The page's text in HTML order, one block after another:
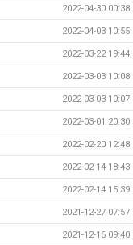
2022-04-30 00:38
2022-04-03 10:55
2022-03-22 19:44
2022-03-03 10:08
2022-03-03 10:07
2022-03-01 20:30
2022-02-20 12:48
2022-02-14 18:43
2022-02-14 15:39
2021-12-27 07:57
2021-12-16 09:40